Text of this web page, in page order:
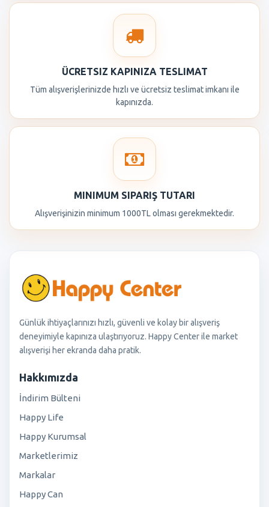
ÜCRETSIZ KAPINIZA TESLIMAT
Tüm alışverişlerinizde hızlı ve ücretsiz teslimat imkanı ile
kapınızda.
MINIMUM SIPARIŞ TUTARI
Alışverişinizin minimum 1000TL olması gerekmektedir.
Günlük ihtiyaçlarınızı hızlı, güvenli ve kolay bir alışveriş
deneyimiyle kapınıza ulaştırıyoruz. Happy Center ile market
alışverişi her ekranda daha pratik.
Hakkımızda
İndirim Bülteni
Happy Life
Happy Kurumsal
Marketlerimiz
Markalar
Happy Can